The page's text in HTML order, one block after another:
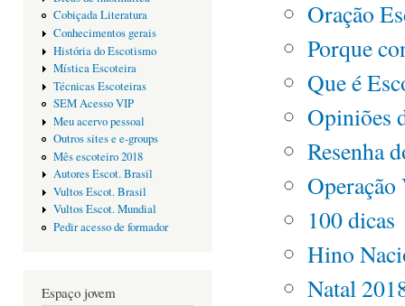
Cobiçada Literatura
Conhecimentos gerais
História do Escotismo
Mística Escoteira
Técnicas Escoteiras
SEM Acesso VIP
Meu acervo pessoal
Outros sites e e-groups
Mês escoteiro 2018
Autores Escot. Brasil
Vultos Escot. Brasil
Vultos Escot. Mundial
Pedir acesso de formador
Espaço jovem
Oração
Porque
Que é
Opiniões
Resenha
100 dicas
Hino
Natal